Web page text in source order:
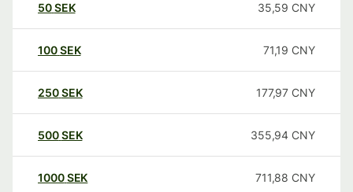
50SEK 35,59 CNY
100SEK 71,19 CNY
250SEK 177,97 CNY
500SEK 355,94 CNY
1000SEK 711,88 CNY